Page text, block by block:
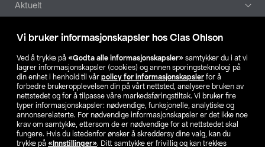
Vi bruker informasjonskapsler hos Clas Ohlson
Ved å trykke på «Godta alle informasjonskapsler» samtykker du i at vi
lagrer informasjonskapsler (cookies) og annen sporingsteknologi på
din enhet i henhold til vår policy for informasjonskapsler for å
forbedre brukeropplevelsen din på vårt nettsted, analysere bruken av
nettstedet og for å tilpasse våre markedsføringstiltak. Vi bruker fire
typer informasjonskapsler: nødvendige, funksjonelle, analytiske og
annonserelaterte. For nødvendige informasjonskapsler er det ikke noe
krav om samtykke, ettersom de er nødvendige for at nettstedet skal
fungere. Hvis du istedenfor ønsker å skreddersy dine valg, kan du
trykke på «Innstillinger». Ditt samtykke er frivillig og kan trekkes
Aktuelt
Våre selskaper
Finn din butikk
SE NO FI